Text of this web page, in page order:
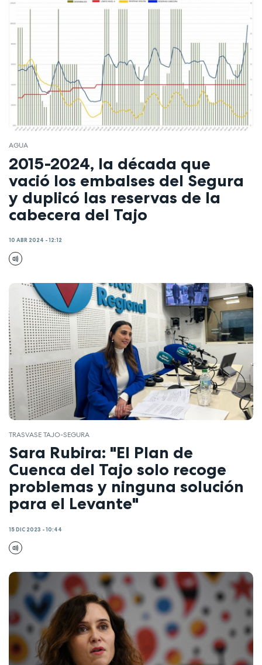
AGUA
2015-2024, la década que
vació los embalses del Segura
y duplicó las reservas de la
cabecera del Tajo
10 ABR 2024 - 12:12
TRASVASE TAJO-SEGURA
Sara Rubira: "El Plan de
Cuenca del Tajo solo recoge
problemas y ninguna solución
para el Levante"
15 DIC 2023 - 10:44